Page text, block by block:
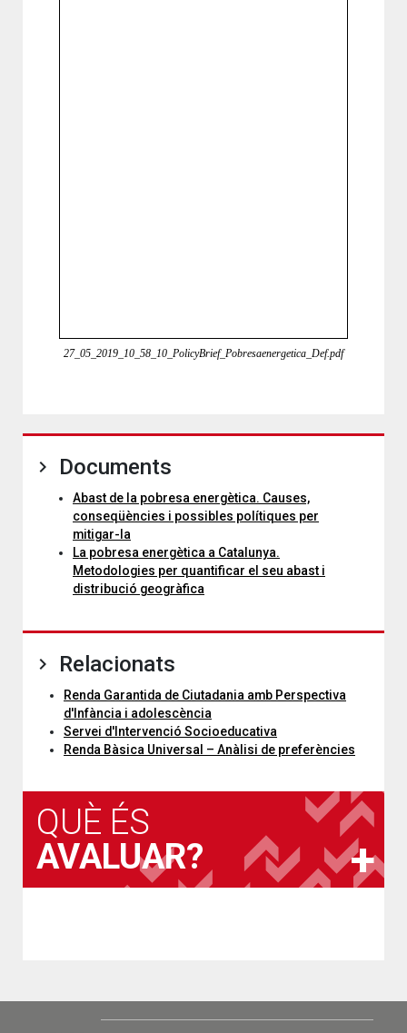
27_05_2019_10_58_10_PolicyBrief_Pobresaenergetica_Def.pdf
Documents
Abast de la pobresa energètica. Causes,
conseqüències i possibles polítiques per
mitigar-la
La pobresa energètica a Catalunya.
Metodologies per quantificar el seu abast i
distribució geogràfica
Relacionats
Renda Garantida de Ciutadania amb Perspectiva
d'Infància i adolescència
Servei d'Intervenció Socioeducativa
Renda Bàsica Universal – Anàlisi de preferències
QUÈ ÉS
AVALUAR?